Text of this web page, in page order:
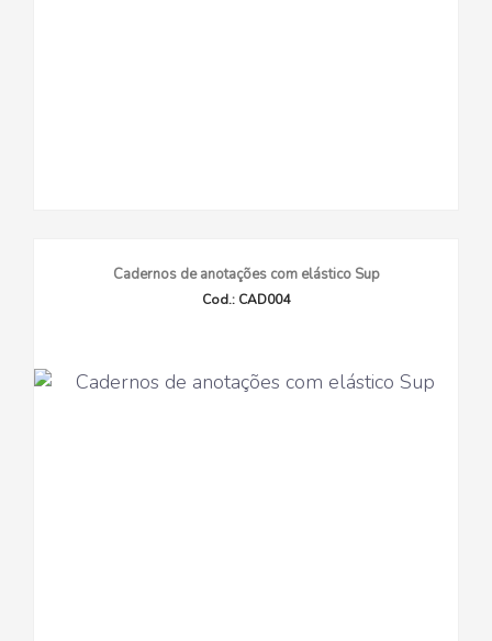
Cadernos de anotações com elástico Sup
Cod.: CAD004